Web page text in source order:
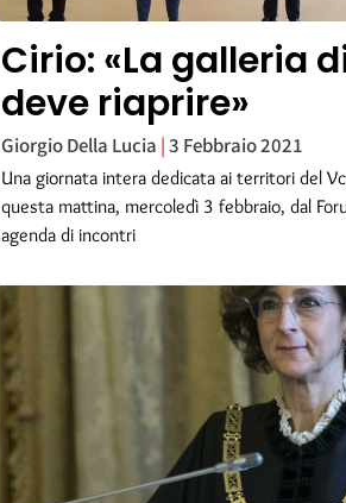
Cirio: «La galleria
deve riaprire»
Giorgio Della Lucia 3 Febbraio 2021
Una giornata intera dedicata ai territori del
questa mattina, mercoledì 3 febbraio, dal
agenda di incontri